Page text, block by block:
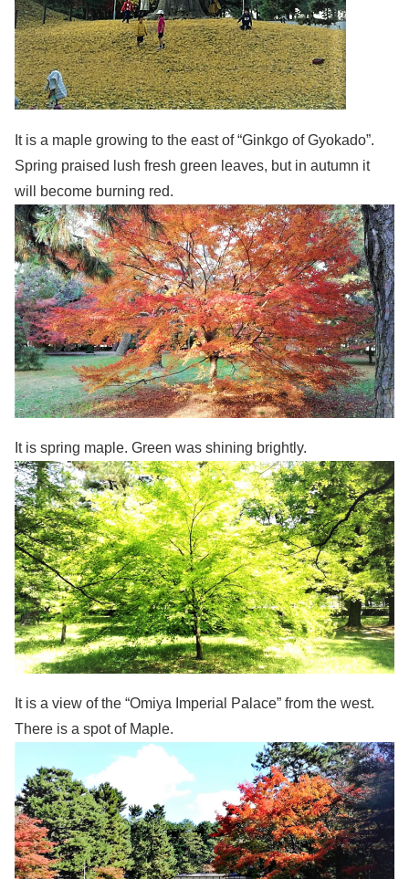
It is a maple growing to the east of “Ginkgo of Gyokado”.
Spring praised lush fresh green leaves, but in autumn it
will become burning red.
It is spring maple. Green was shining brightly.
It is a view of the “Omiya Imperial Palace” from the west.
There is a spot of Maple.